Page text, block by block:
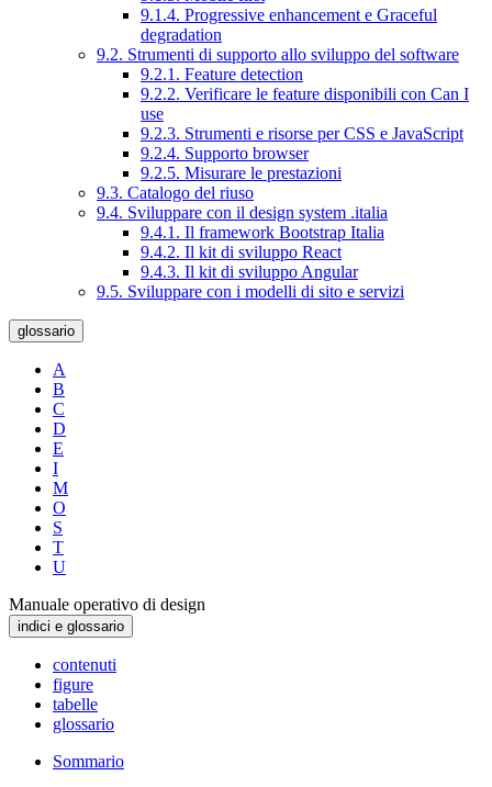
9.1.4. Progressive enhancement e Graceful
degradation
9.2. Strumenti di supporto allo sviluppo del software
9.2.1. Feature detection
9.2.2. Verificare le feature disponibili con Can I
use
9.2.3. Strumenti e risorse per CSS e JavaScript
9.2.4. Supporto browser
9.2.5. Misurare le prestazioni
9.3. Catalogo del riuso
9.4. Sviluppare con il design system .italia
9.4.1. Il framework Bootstrap Italia
9.4.2. Il kit di sviluppo React
9.4.3. Il kit di sviluppo Angular
9.5. Sviluppare con i modelli di sito e servizi
glossario
A
B
C
D
E
I
M
O
S
T
U
Manuale operativo di design
indici e glossario
contenuti
figure
tabelle
glossario
Sommario